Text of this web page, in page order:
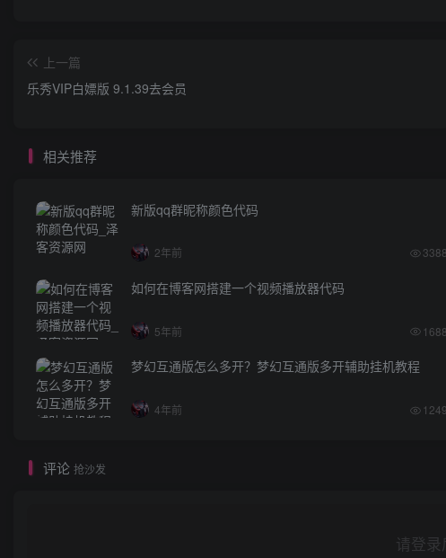
上一篇
乐秀VIP白嫖版 9.1.39去会员
相关推荐
新版qq群昵称颜色代码
2年前 3388
如何在博客网搭建一个视频播放器代码
5年前 1688
梦幻互通版怎么多开？梦幻互通版多开辅助挂机教程
4年前 1249
评论 抢沙发
请登